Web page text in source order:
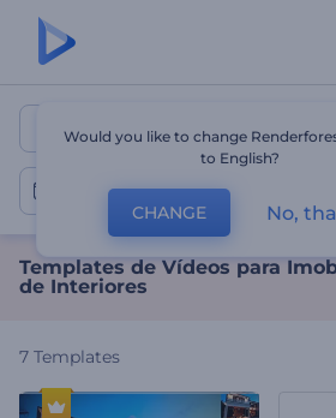
Templates de
Promoção para Imobiliárias
Templates de Vídeos para
de Interiores
7 Templates
Would you like to change
to English?
CHANGE No,